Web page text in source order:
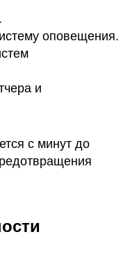
оповещения.
и
с минут до